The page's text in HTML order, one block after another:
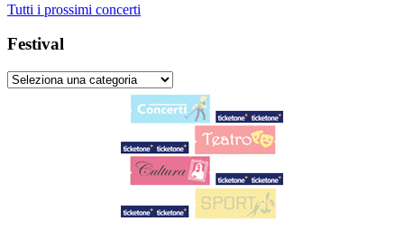
Tutti i prossimi concerti
Festival